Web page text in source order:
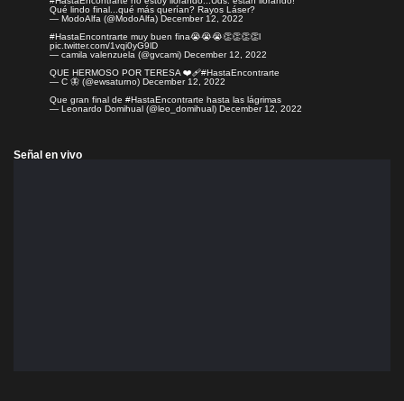
Qué lindo final...qué más querían? Rayos Láser?
— ModoAlfa (@ModoAlfa) December 12, 2022
#HastaEncontrarte muy buen fina😭😭😭👏👏👏👏l
pic.twitter.com/1vqi0yG9lD
— camila valenzuela (@gvcami) December 12, 2022
QUE HERMOSO POR TERESA ❤️‍🩹#HastaEncontrarte
— C 🦋 (@ewsaturno) December 12, 2022
Que gran final de #HastaEncontrarte hasta las lágrimas
— Leonardo Domihual (@leo_domihual) December 12, 2022
Señal en vivo